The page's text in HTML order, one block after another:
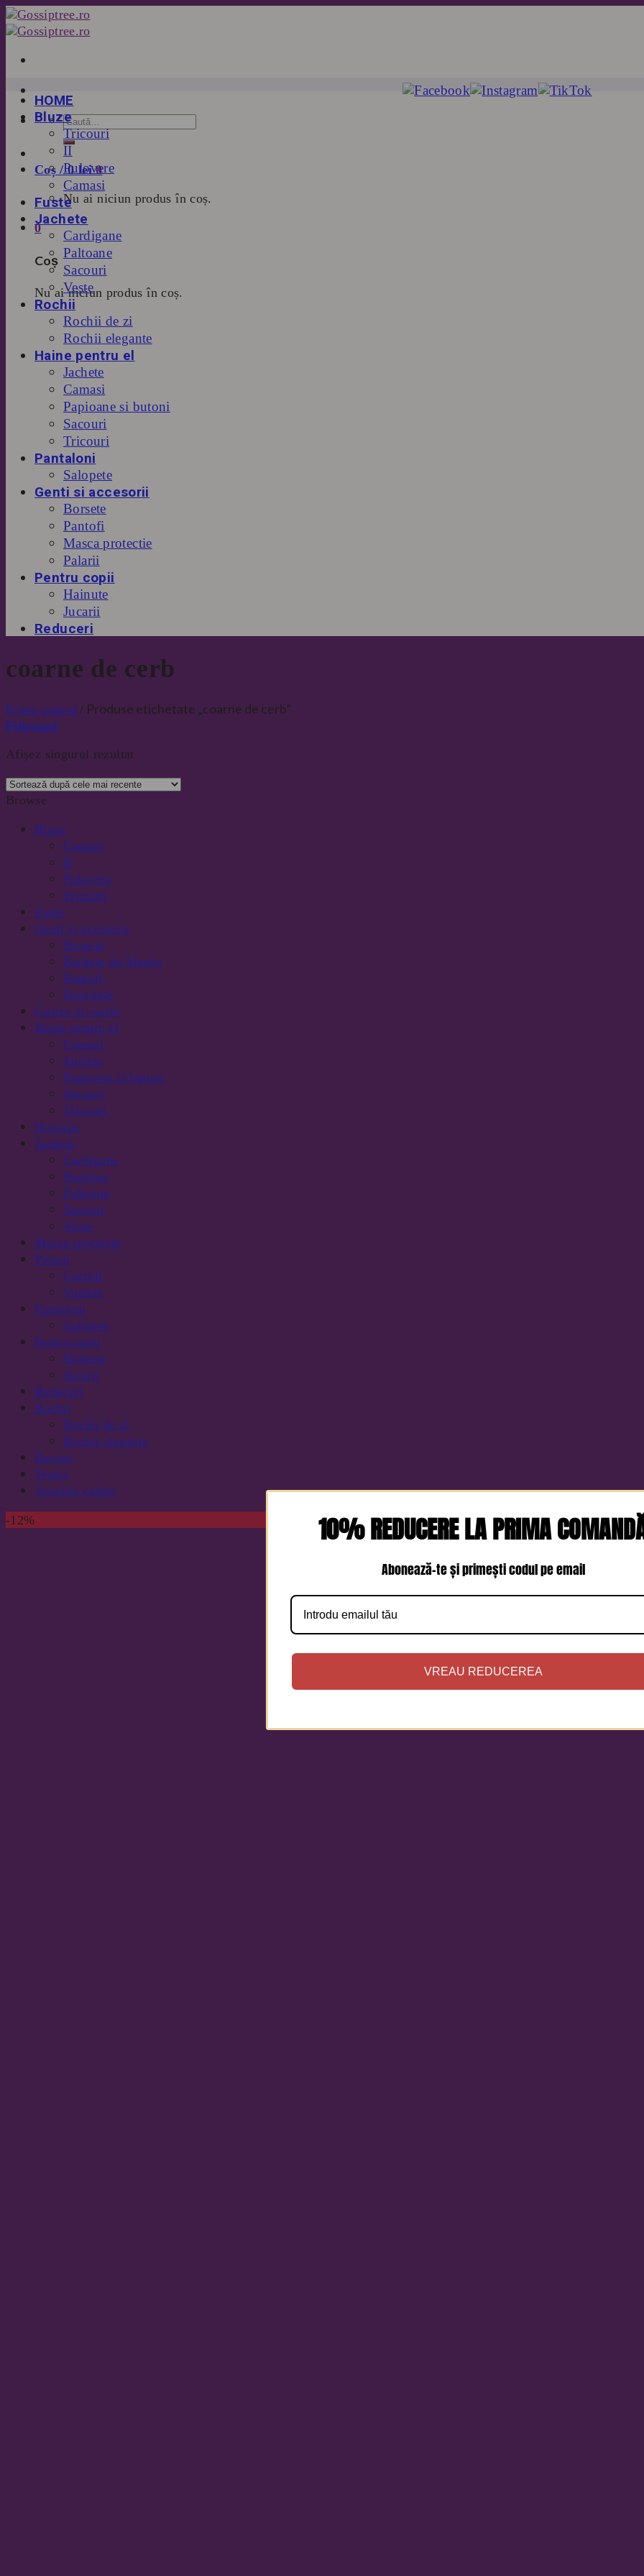
Skip
to
Coș /0lei 0
Nu ai niciun produs în coș.
0
Coș
Nu ai niciun produs în coș.
HOME
Bluze
Tricouri
II
Pulovere
Camasi
Fuste
Jachete
Cardigane
Paltoane
Sacouri
Veste
Rochii
Rochii de zi
Rochii elegante
Haine pentru el
Jachete
Camasi
Papioane si butoni
Sacouri
Tricouri
Pantaloni
Salopete
Genti si accesorii
Borsete
Pantofi
Masca protectie
Palarii
Pentru copii
Hainute
Jucarii
Reduceri
coarne de cerb
Prima pagină/ Produse etichetate „coarne de cerb”
Filtrează
Afișez singurul rezultat
Browse
Bluze
Camasi
II
Pulovere
Tricouri
Fuste
Genti si accesorii
Borsete
Pachete de Martie
Pantofi
Portofele
Gulere si esarfe
Haine pentru el
Camasi
Jachete
Papioane si butoni
Sacouri
Tricouri
Hanorac
Jachete
Cardigane
Hanorac
Paltoane
Sacouri
Veste
Masca protectie
Palarii
Caciuli
Voalete
Pantaloni
Salopete
Pentru copii
Hainute
Jucarii
Reduceri
Rochii
Rochii de zi
Rochii elegante
Rucsac
Tenisi
Voucher cadou
-12% 10% REDUCERE LA PRIMA
Abonează-te și primești codul pe email
VREAU REDUCEREA